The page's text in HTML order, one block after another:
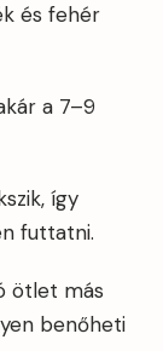
és fehér
a 7–9
így
futtatni.
ötlet más
benőheti